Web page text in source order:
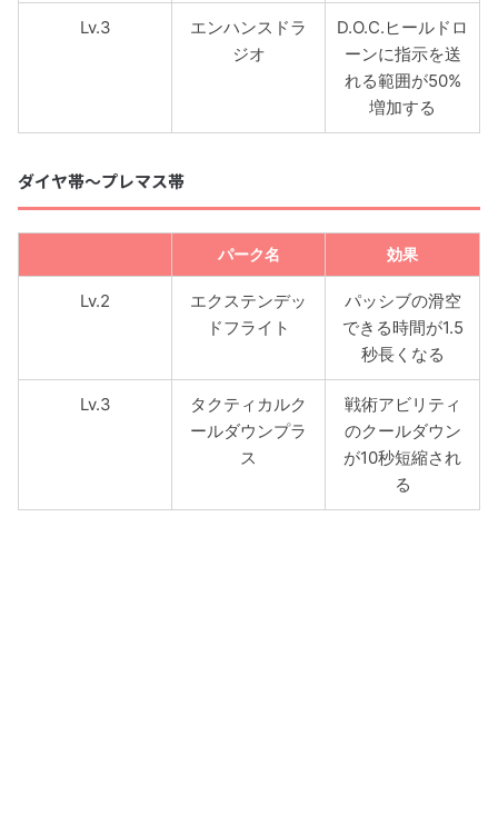
Lv.3
エンハンスドラ
ジオ
D.O.C.ヒールドロ
ーンに指示を送
れる範囲が50%
増加する
ダイヤ帯〜プレマス帯
パーク名 効果
Lv.2
エクステンデッ
ドフライト
パッシブの滑空
できる時間が1.5
秒長くなる
Lv.3
タクティカルク
ールダウンプラ
ス
戦術アビリティ
のクールダウン
が10秒短縮され
る